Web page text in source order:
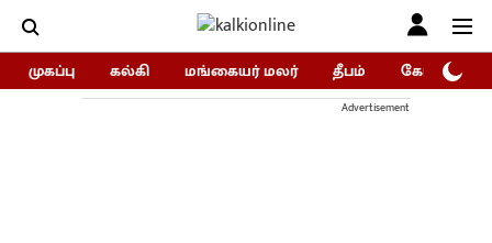
முகப்பு கல்கி மங்கையர் மலர் தீபம் கோகுலம்/
Advertisement